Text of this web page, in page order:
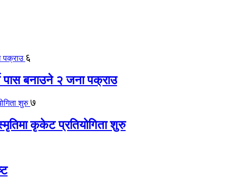
६
पास बनाउने २ जना पक्राउ
७
कृकेट प्रतियोगिता शुरु